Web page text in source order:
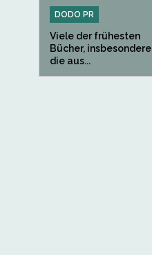
DODO PR
Viele der frühesten
Bücher, insbesondere
die aus...